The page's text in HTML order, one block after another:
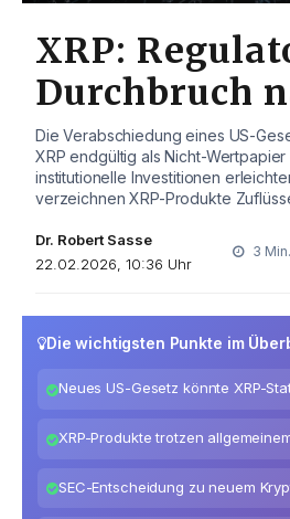
XRP:
Durchbruch
Die Verabschiedung eines US-
XRP endgültig als Nicht-
institutionelle Investitionen
verzeichnen XRP-Produkte
Dr. Robert Sasse
22.02.2026, 10:36 Uhr
3
Die wichtigsten Punkte im
Neues US-Gesetz könnte XRP-
XRP-Produkte trotzen
SEC-Entscheidung zu neuem